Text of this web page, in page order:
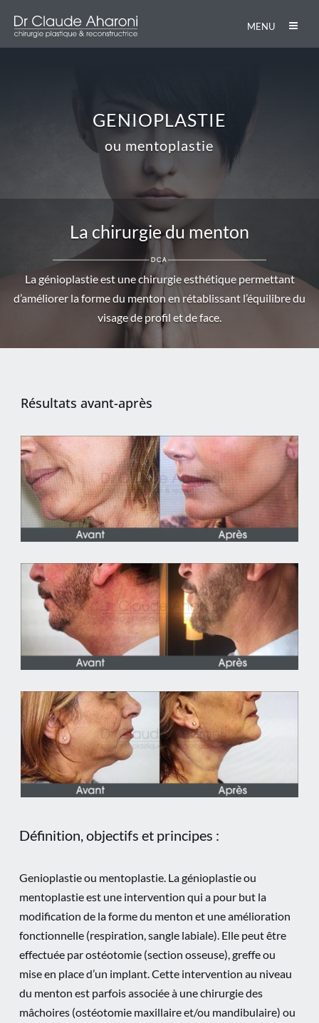
GENIOPLASTIE
ou mentoplastie
La chirurgie du menton
La génioplastie est une chirurgie esthétique permettant
d’améliorer la forme du menton en rétablissant l’équilibre du
visage de profil et de face.
Résultats avant-après
Définition, objectifs et principes :
Genioplastie ou mentoplastie. La génioplastie ou
mentoplastie est une intervention qui a pour but la
modification de la forme du menton et une amélioration
fonctionnelle (respiration, sangle labiale). Elle peut être
effectuée par ostéotomie (section osseuse), greffe ou
mise en place d’un implant. Cette intervention au niveau
du menton est parfois associée à une chirurgie des
mâchoires (ostéotomie maxillaire et/ou mandibulaire) ou
MENU